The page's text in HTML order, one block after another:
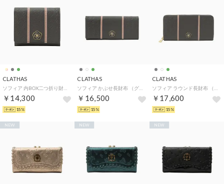
CLATHAS
￥14,300
15%
CLATHAS
￥16,500
15%
CLATHAS
￥17,600
15%
NEW NEW NEW